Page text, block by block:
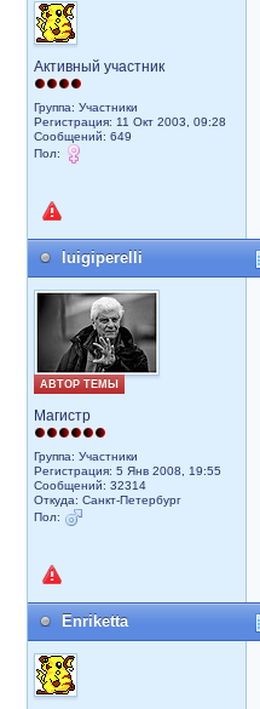
Активный участник
Группа: Участники
Регистрация: 11 Окт 2003, 09:28
Сообщений: 649
Пол:
luigiperelli
АВТОР ТЕМЫ
Магистр
Группа: Участники
Регистрация: 5 Янв 2008, 19:55
Сообщений: 32314
Откуда: Санкт-Петербург
Пол:
Enriketta